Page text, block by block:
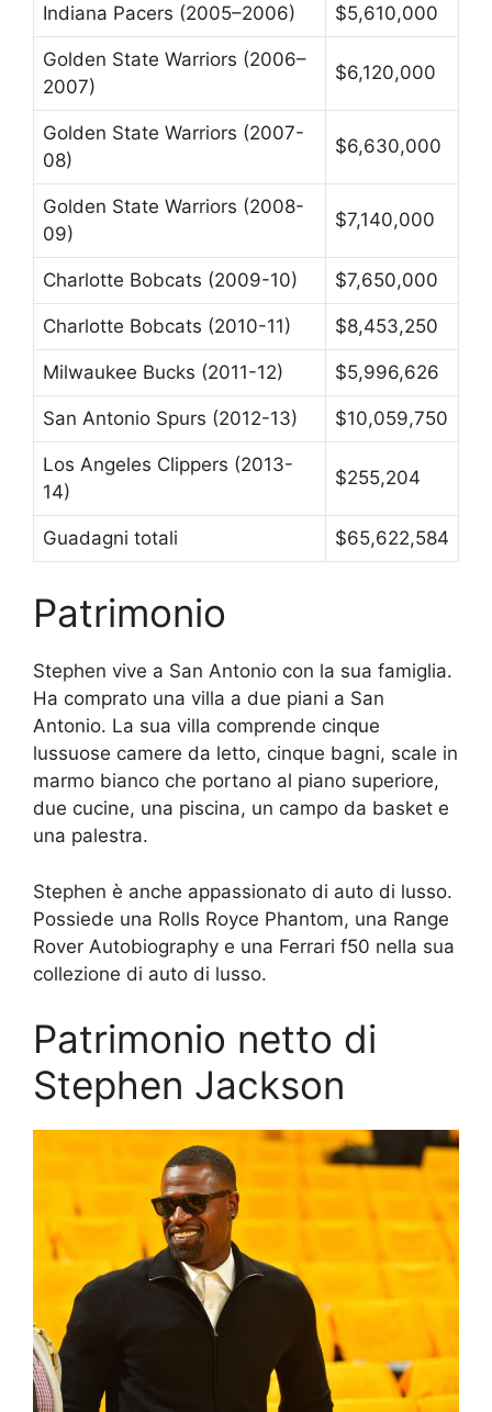
Indiana Pacers (2005–2006) $5,610,000
Golden State Warriors (2006–
2007)
$6,120,000
Golden State Warriors (2007-
08)
$6,630,000
Golden State Warriors (2008-
09)
$7,140,000
Charlotte Bobcats (2009-10) $7,650,000
Charlotte Bobcats (2010-11) $8,453,250
Milwaukee Bucks (2011-12) $5,996,626
San Antonio Spurs (2012-13) $10,059,750
Los Angeles Clippers (2013-
14)
$255,204
Guadagni totali $65,622,584
Patrimonio
Stephen vive a San Antonio con la sua famiglia.
Ha comprato una villa a due piani a San
Antonio. La sua villa comprende cinque
lussuose camere da letto, cinque bagni, scale in
marmo bianco che portano al piano superiore,
due cucine, una piscina, un campo da basket e
una palestra.
Stephen è anche appassionato di auto di lusso.
Possiede una Rolls Royce Phantom, una Range
Rover Autobiography e una Ferrari f50 nella sua
collezione di auto di lusso.
Patrimonio netto di
Stephen Jackson